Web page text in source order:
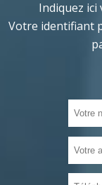
Indiquez
Votre identifiant